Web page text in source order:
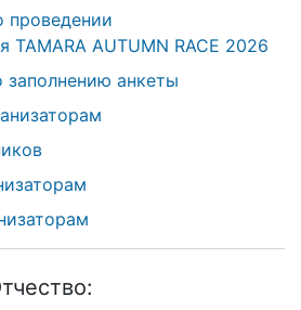
TAMARA AUTUMN RACE 2026
заполнению анкеты